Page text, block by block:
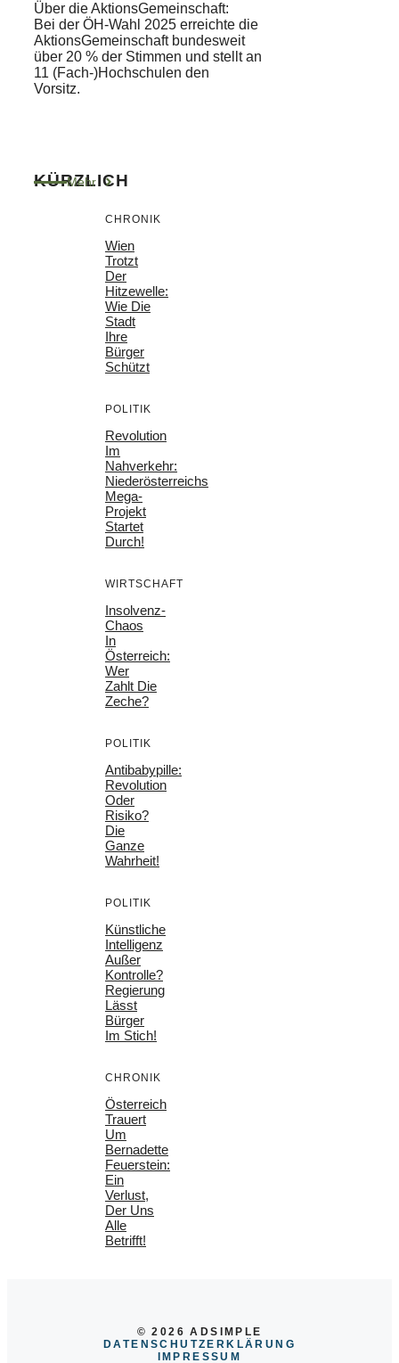
Über die AktionsGemeinschaft:
Bei der ÖH-Wahl 2025 erreichte die
AktionsGemeinschaft bundesweit
über 20 % der Stimmen und stellt an
11 (Fach-)Hochschulen den
Vorsitz.
KÜRZLICH
Mehr
CHRONIK
Wien
Trotzt
Der
Hitzewelle:
Wie Die
Stadt
Ihre
Bürger
Schützt
POLITIK
Revolution
Im
Nahverkehr:
Niederösterreichs
Mega-
Projekt
Startet
Durch!
WIRTSCHAFT
Insolvenz-
Chaos
In
Österreich:
Wer
Zahlt Die
Zeche?
POLITIK
Antibabypille:
Revolution
Oder
Risiko?
Die
Ganze
Wahrheit!
POLITIK
Künstliche
Intelligenz
Außer
Kontrolle?
Regierung
Lässt
Bürger
Im Stich!
CHRONIK
Österreich
Trauert
Um
Bernadette
Feuerstein:
Ein
Verlust,
Der Uns
Alle
Betrifft!
© 2026 ADSIMPLE
DATENSCHUTZERKLÄRUNG
IMPRESSU M